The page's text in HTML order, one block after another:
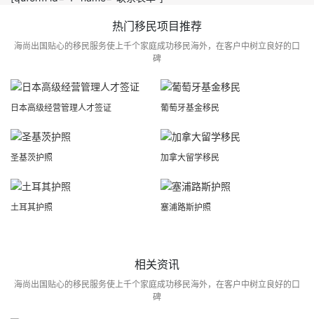
热门移民项目推荐
海尚出国贴心的移民服务使上千个家庭成功移民海外，在客户中树立良好的口
碑
日本高级经营管理人才签证 葡萄牙基金移民
圣基茨护照 加拿大留学移民
土耳其护照 塞浦路斯护照
相关资讯
海尚出国贴心的移民服务使上千个家庭成功移民海外，在客户中树立良好的口
碑